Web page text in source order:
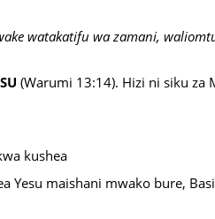
watakatifu wa zamani,
(Warumi 13:14). Hizi ni siku za
kushea
Yesu maishani mwako bure,